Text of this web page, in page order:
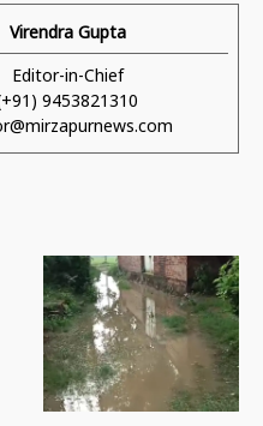
Virendra Gupta
Editor-in-Chief
9453821310